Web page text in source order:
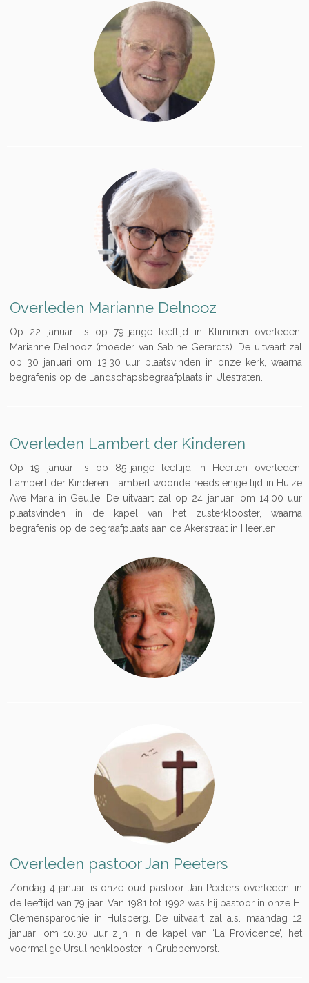
Overleden Marianne Delnooz
Op 22 januari is op 79-jarige leeftijd in Klimmen overleden,
Marianne Delnooz (moeder van Sabine Gerardts). De uitvaart zal
op 30 januari om 13.30 uur plaatsvinden in onze kerk, waarna
begrafenis op de Landschapsbegraafplaats in Ulestraten.
Overleden Lambert der Kinderen
Op 19 januari is op 85-jarige leeftijd in Heerlen overleden,
Lambert der Kinderen. Lambert woonde reeds enige tijd in Huize
Ave Maria in Geulle. De uitvaart zal op 24 januari om 14.00 uur
plaatsvinden in de kapel van het zusterklooster, waarna
begrafenis op de begraafplaats aan de Akerstraat in Heerlen.
Overleden pastoor Jan Peeters
Zondag 4 januari is onze oud-pastoor Jan Peeters overleden, in
de leeftijd van 79 jaar. Van 1981 tot 1992 was hij pastoor in onze H.
Clemensparochie in Hulsberg. De uitvaart zal a.s. maandag 12
januari om 10.30 uur zijn in de kapel van ‘La Providence’, het
voormalige Ursulinenklooster in Grubbenvorst.